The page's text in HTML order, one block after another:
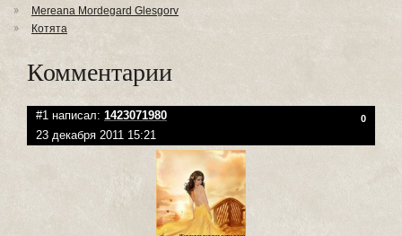
Mereana Mordegard Glesgorv
Котята
Комментарии
#1 написал: 1423071980 0
23 декабря 2011 15:21